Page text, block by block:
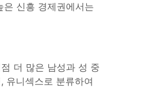
신흥 경제권에서는
더 많은 남성과 성 중
유니섹스로 분류하여